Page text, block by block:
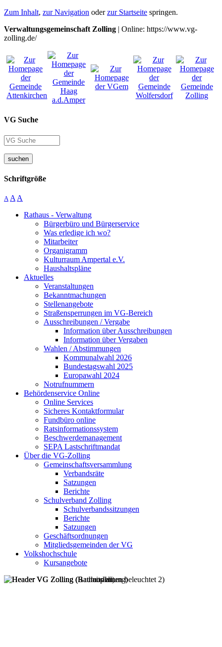
Zum Inhalt, zur Navigation oderzur Startseite springen.
Verwaltungsgemeinschaft Zolling | Online: https://www.vg-
zolling.de/
VG Suche
suchen
Schriftgröße
A A A
Rathaus - Verwaltung
Bürgerbüro und Bürgerservice
Was erledige ich wo?
Mitarbeiter
Organigramm
Kulturraum Ampertal e.V.
Haushaltspläne
Aktuelles
Veranstaltungen
Bekanntmachungen
Stellenangebote
Straßensperrungen im VG-Bereich
Ausschreibungen / Vergabe
Information über Ausschreibungen
Information über Vergaben
Wahlen / Abstimmungen
Kommunalwahl 2026
Bundestagswahl 2025
Europawahl 2024
Notrufnummern
Behördenservice Online
Online Services
Sicheres Kontaktformular
Fundbüro online
Ratsinformationssystem
Beschwerdemanagement
SEPA Lastschriftmandat
Über die VG-Zolling
Gemeinschaftsversammlung
Verbandsräte
Satzungen
Berichte
Schulverband Zolling
Schulverbandssitzungen
Berichte
Satzungen
Geschäftsordnungen
Mitgliedsgemeinden der VG
Volkshochschule
Kursangebote